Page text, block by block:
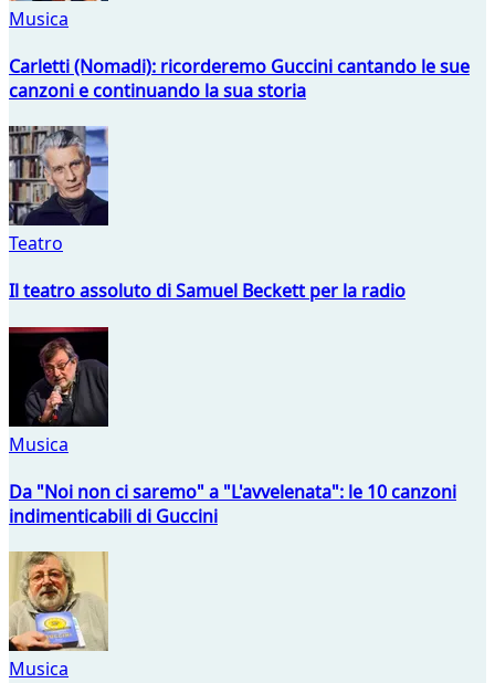
Musica
Carletti (Nomadi): ricorderemo Guccini cantando le sue
canzoni e continuando la sua storia
Teatro
Il teatro assoluto di Samuel Beckett per la radio
Musica
Da "Noi non ci saremo" a "L'avvelenata": le 10 canzoni
indimenticabili di Guccini
Musica